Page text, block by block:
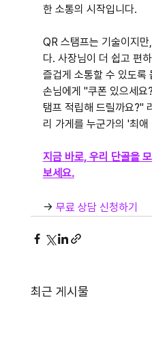
한 소통의 시작입니다.
QR 스탬프는 기술이지
다. 사장님이 더 쉽고 편
즐겁게 소통할 수 있도록
손님에게 "쿠폰 있으세
탬프 적립해 드릴까요?"
리 가게를 누군가의 '최
지금 바로, 우리 단골을
보세요.
→ 무료 상담 신청하기
최근 게시물